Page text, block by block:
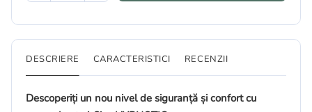
DESCRIERE CARACTERISTICI RECENZII
Descoperiți un nou nivel de siguranță și confort cu